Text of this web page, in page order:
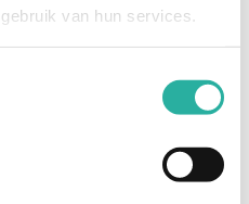
van hun services.
bewaard worden, staan in
binnen de IT-sector te